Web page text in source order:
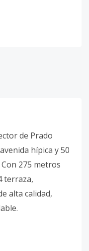
de Prado
hípica y 50
275 metros
terraza,
alta calidad,